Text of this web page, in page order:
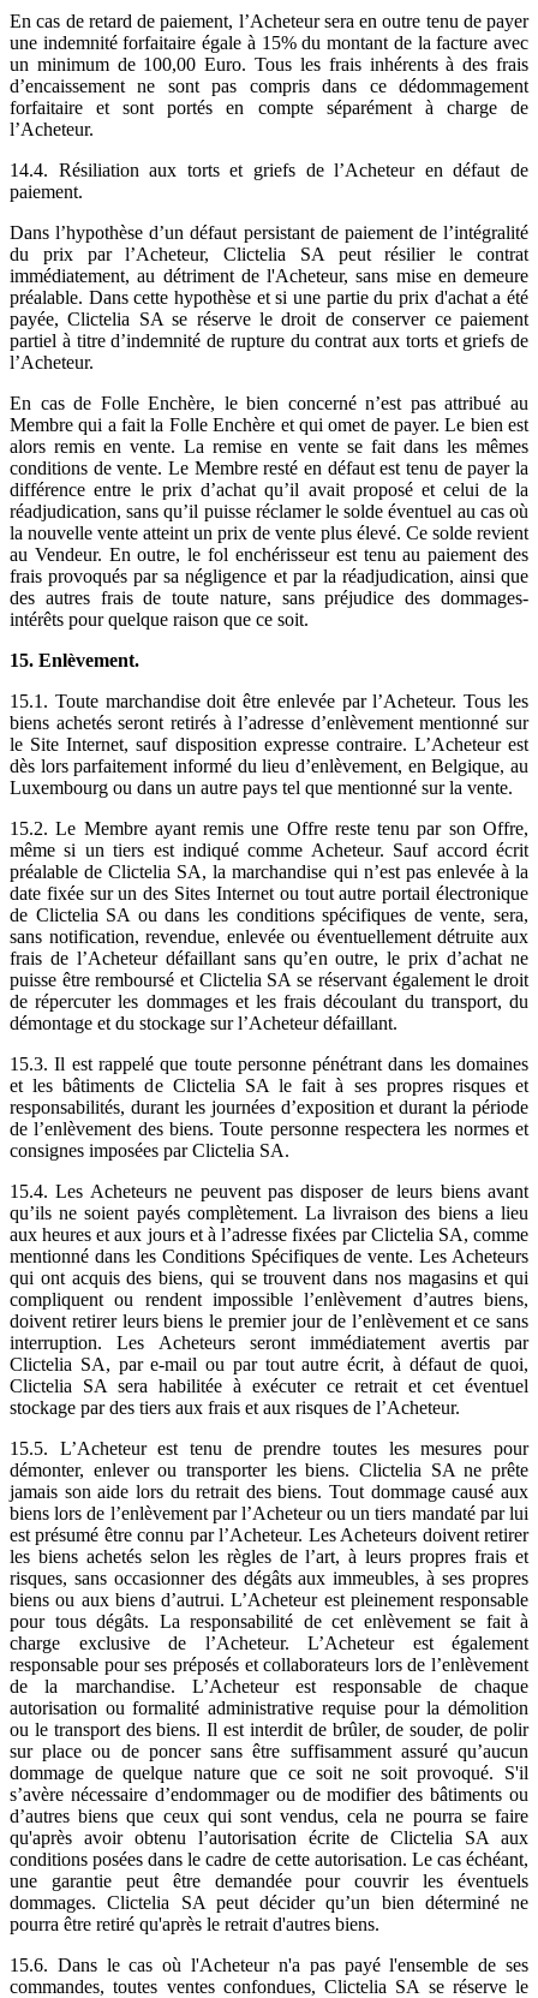
En cas de retard de paiement, l’Acheteur sera en outre tenu de payer
une indemnité forfaitaire égale à 15% du montant de la facture avec
un minimum de 100,00 Euro. Tous les frais inhérents à des frais
d’encaissement ne sont pas compris dans ce dédommagement
forfaitaire et sont portés en compte séparément à charge de
l’Acheteur.
14.4. Résiliation aux torts et griefs de l’Acheteur en défaut de
paiement.
Dans l’hypothèse d’un défaut persistant de paiement de l’intégralité
du prix par l’Acheteur, Clictelia SA peut résilier le contrat
immédiatement, au détriment de l'Acheteur, sans mise en demeure
préalable. Dans cette hypothèse et si une partie du prix d'achat a été
payée, Clictelia SA se réserve le droit de conserver ce paiement
partiel à titre d’indemnité de rupture du contrat aux torts et griefs de
l’Acheteur.
En cas de Folle Enchère, le bien concerné n’est pas attribué au
Membre qui a fait la Folle Enchère et qui omet de payer. Le bien est
alors remis en vente. La remise en vente se fait dans les mêmes
conditions de vente. Le Membre resté en défaut est tenu de payer la
différence entre le prix d’achat qu’il avait proposé et celui de la
réadjudication, sans qu’il puisse réclamer le solde éventuel au cas où
la nouvelle vente atteint un prix de vente plus élevé. Ce solde revient
au Vendeur. En outre, le fol enchérisseur est tenu au paiement des
frais provoqués par sa négligence et par la réadjudication, ainsi que
des autres frais de toute nature, sans préjudice des dommages-
intérêts pour quelque raison que ce soit.
15. Enlèvement.
15.1. Toute marchandise doit être enlevée par l’Acheteur. Tous les
biens achetés seront retirés à l’adresse d’enlèvement mentionné sur
le Site Internet, sauf disposition expresse contraire. L’Acheteur est
dès lors parfaitement informé du lieu d’enlèvement, en Belgique, au
Luxembourg ou dans un autre pays tel que mentionné sur la vente.
15.2. Le Membre ayant remis une Offre reste tenu par son Offre,
même si un tiers est indiqué comme Acheteur. Sauf accord écrit
préalable de Clictelia SA, la marchandise qui n’est pas enlevée à la
date fixée sur un des Sites Internet ou tout autre portail électronique
de Clictelia SA ou dans les conditions spécifiques de vente, sera,
sans notification, revendue, enlevée ou éventuellement détruite aux
frais de l’Acheteur défaillant sans qu’en outre, le prix d’achat ne
puisse être remboursé et Clictelia SA se réservant également le droit
de répercuter les dommages et les frais découlant du transport, du
démontage et du stockage sur l’Acheteur défaillant.
15.3. Il est rappelé que toute personne pénétrant dans les domaines
et les bâtiments de Clictelia SA le fait à ses propres risques et
responsabilités, durant les journées d’exposition et durant la période
de l’enlèvement des biens. Toute personne respectera les normes et
consignes imposées par Clictelia SA.
15.4. Les Acheteurs ne peuvent pas disposer de leurs biens avant
qu’ils ne soient payés complètement. La livraison des biens a lieu
aux heures et aux jours et à l’adresse fixées par Clictelia SA, comme
mentionné dans les Conditions Spécifiques de vente. Les Acheteurs
qui ont acquis des biens, qui se trouvent dans nos magasins et qui
compliquent ou rendent impossible l’enlèvement d’autres biens,
doivent retirer leurs biens le premier jour de l’enlèvement et ce sans
interruption. Les Acheteurs seront immédiatement avertis par
Clictelia SA, par e-mail ou par tout autre écrit, à défaut de quoi,
Clictelia SA sera habilitée à exécuter ce retrait et cet éventuel
stockage par des tiers aux frais et aux risques de l’Acheteur.
15.5. L’Acheteur est tenu de prendre toutes les mesures pour
démonter, enlever ou transporter les biens. Clictelia SA ne prête
jamais son aide lors du retrait des biens. Tout dommage causé aux
biens lors de l’enlèvement par l’Acheteur ou un tiers mandaté par lui
est présumé être connu par l’Acheteur. Les Acheteurs doivent retirer
les biens achetés selon les règles de l’art, à leurs propres frais et
risques, sans occasionner des dégâts aux immeubles, à ses propres
biens ou aux biens d’autrui. L’Acheteur est pleinement responsable
pour tous dégâts. La responsabilité de cet enlèvement se fait à
charge exclusive de l’Acheteur. L’Acheteur est également
responsable pour ses préposés et collaborateurs lors de l’enlèvement
de la marchandise. L’Acheteur est responsable de chaque
autorisation ou formalité administrative requise pour la démolition
ou le transport des biens. Il est interdit de brûler, de souder, de polir
sur place ou de poncer sans être suffisamment assuré qu’aucun
dommage de quelque nature que ce soit ne soit provoqué. S'il
s’avère nécessaire d’endommager ou de modifier des bâtiments ou
d’autres biens que ceux qui sont vendus, cela ne pourra se faire
qu'après avoir obtenu l’autorisation écrite de Clictelia SA aux
conditions posées dans le cadre de cette autorisation. Le cas échéant,
une garantie peut être demandée pour couvrir les éventuels
dommages. Clictelia SA peut décider qu’un bien déterminé ne
pourra être retiré qu'après le retrait d'autres biens.
15.6. Dans le cas où l'Acheteur n'a pas payé l'ensemble de ses
commandes, toutes ventes confondues, Clictelia SA se réserve le